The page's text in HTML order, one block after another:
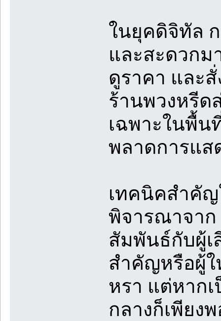
ในยุคดิจิทัล
และสะดวกม
ดูราคา และ
ร้านพวงหรีด
เฉพาะในพื้
พลาดการแส
เทคนิคสำคัญ
พิจารณาจาก
สัมพันธ์กับผู้เ
สำคัญหรือผู้
หรา แต่หาก
กลางก็เพียง